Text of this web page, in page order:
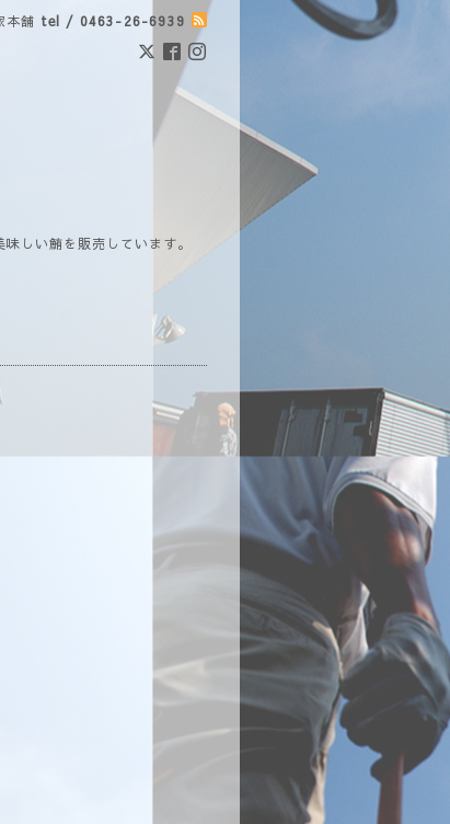
本舗 tel / 0463-26-6939
しい鮪を販売しています。